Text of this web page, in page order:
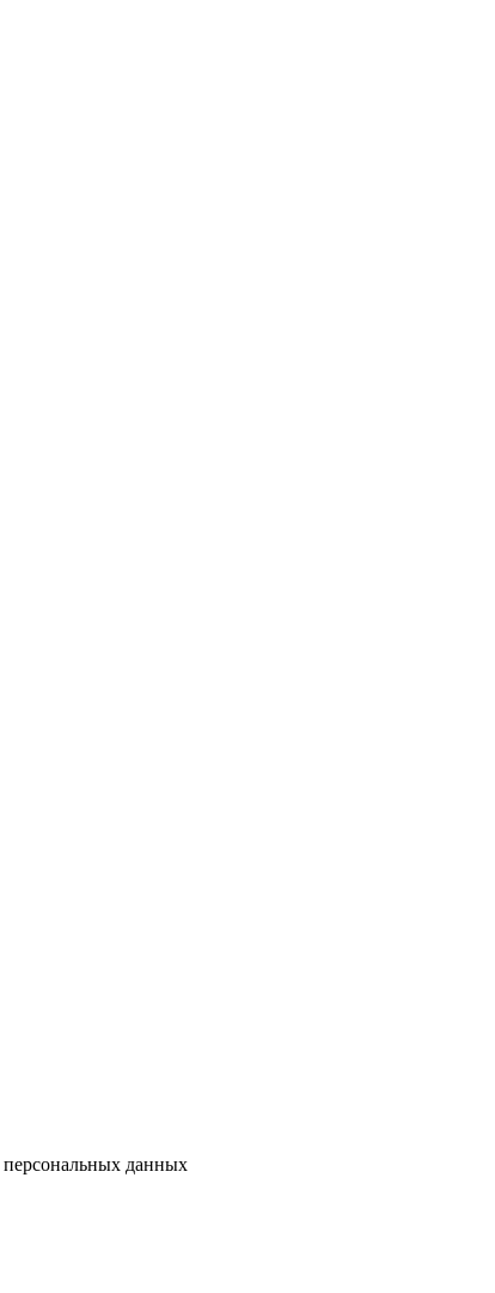
персональных данных